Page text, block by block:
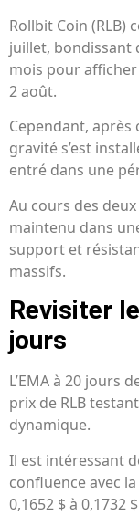
Rollbit Coin (RLB)
juillet, bondissant
mois pour
2 août.
Cependant, après
gravité s’est
entré dans une
Au cours des
maintenu dans
support et
massifs.
Revisiter
jours
L’EMA à 20 jours
prix de RLB
dynamique.
Il est intéressant
confluence avec
0,1652 $ à 0,1732